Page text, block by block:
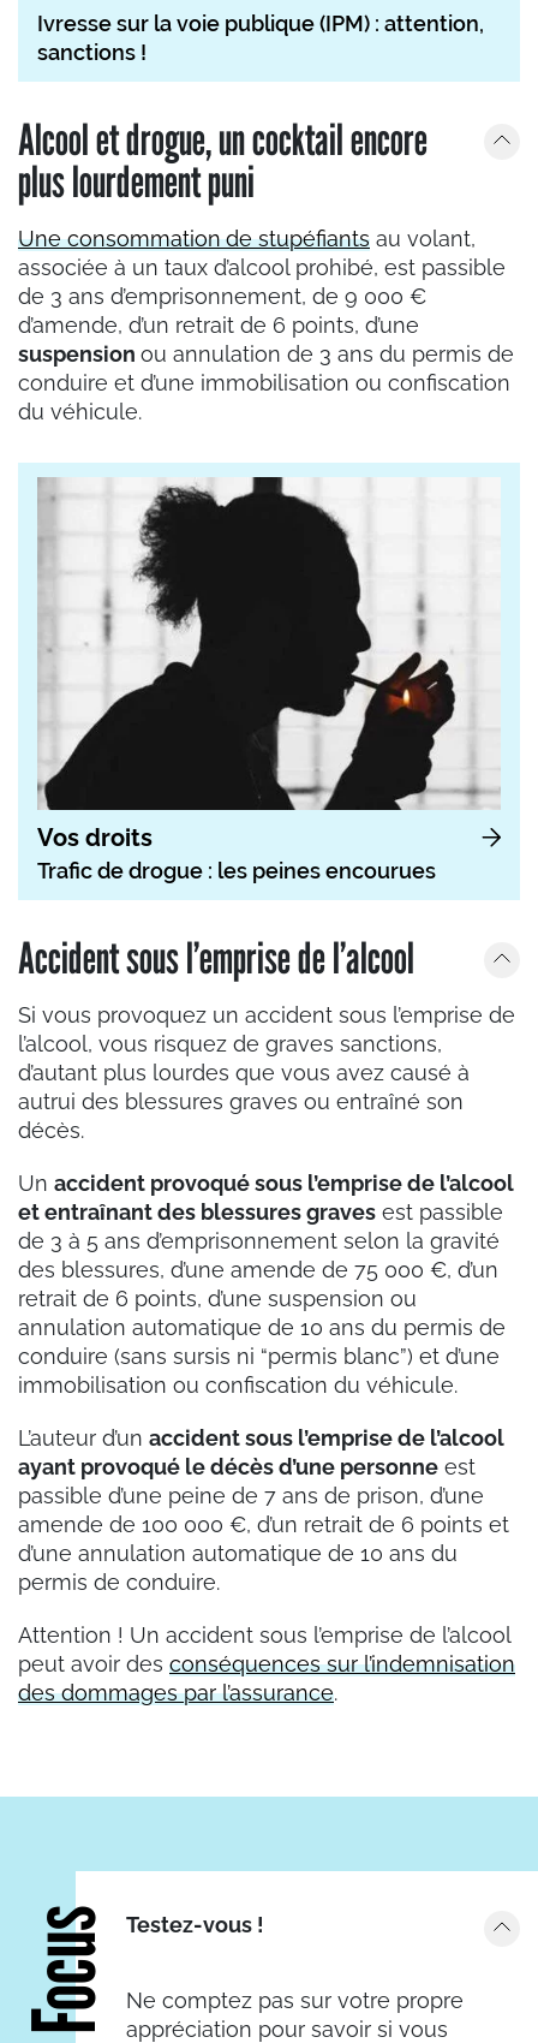
Ivresse sur la voie publique (IPM) : attention,
sanctions !
Alcool et drogue, un cocktail encore
plus lourdement puni
Une consommationde stupéfiants au volant,
associée à un taux d’alcool prohibé, est passible
de 3 ans d’emprisonnement, de 9 000 €
d’amende, d’un retrait de 6 points, d’une
suspension ou annulation de 3 ans du permis de
conduire et d’une immobilisation ou confiscation
du véhicule.
Vos droits
Trafic de drogue : les peines encourues
Accident sous l’emprise de l’alcool
Si vous provoquez un accident sous l’emprise de
l’alcool, vous risquez de graves sanctions,
d’autant plus lourdes que vous avez causé à
autrui des blessures graves ou entraîné son
décès.
Un accident provoqué sous l’emprise de l’alcool
et entraînant des blessures graves est passible
de 3 à 5 ans d’emprisonnement selon la gravité
des blessures, d’une amende de 75 000 €, d’un
retrait de 6 points, d’une suspension ou
annulation automatique de 10 ans du permis de
conduire (sans sursis ni “permis blanc”) et d’une
immobilisation ou confiscation du véhicule.
L’auteur d’un accident sous l’emprise de l’alcool
ayant provoqué le décès d’une personne est
passible d’une peine de 7 ans de prison, d’une
amende de 100 000 €, d’un retrait de 6 points et
d’une annulation automatique de 10 ans du
permis de conduire.
Attention ! Un accident sous l’emprise de l’alcool
peut avoir des conséquences sur l’indemnisation
des dommages par l’assurance.
Focus Testez-vous !
Ne comptez pas sur votre propre
appréciation pour savoir si vous